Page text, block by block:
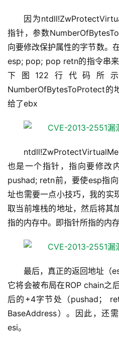
因为
指针，参数
向要修改保护属性的字节数。
esp; pop; pop retn的指令串
下图122行代码所示
NumberOfBytesToProtect的
给了ebx
也是一个指针，指向要修改
pushad; retn前，要使esp指
址也需要一点小技巧，我的实
取当前堆栈的地址，然后将其
指的内存中。即指针所指的内
最后，真正的返回地址（
它将会被布局在ROP chain之
后的+4字节处（pushad；
BaseAddress）。因此，还
esi。